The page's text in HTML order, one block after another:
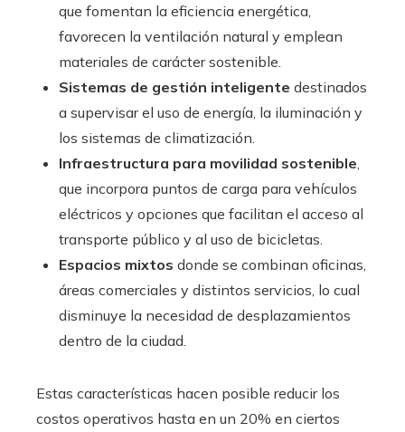
que fomentan la eficiencia energética,
favorecen la ventilación natural y emplean
materiales de carácter sostenible.
Sistemas de gestión inteligente destinados
a supervisar el uso de energía, la iluminación y
los sistemas de climatización.
Infraestructura para movilidad sostenible
que incorpora puntos de carga para vehículos
eléctricos y opciones que facilitan el acceso al
transporte público y al uso de bicicletas.
Espacios mixtos donde se combinan oficinas,
áreas comerciales y distintos servicios, lo cual
disminuye la necesidad de desplazamientos
dentro de la ciudad.
Estas características hacen posible reducir los
costos operativos hasta en un 20% en ciertos